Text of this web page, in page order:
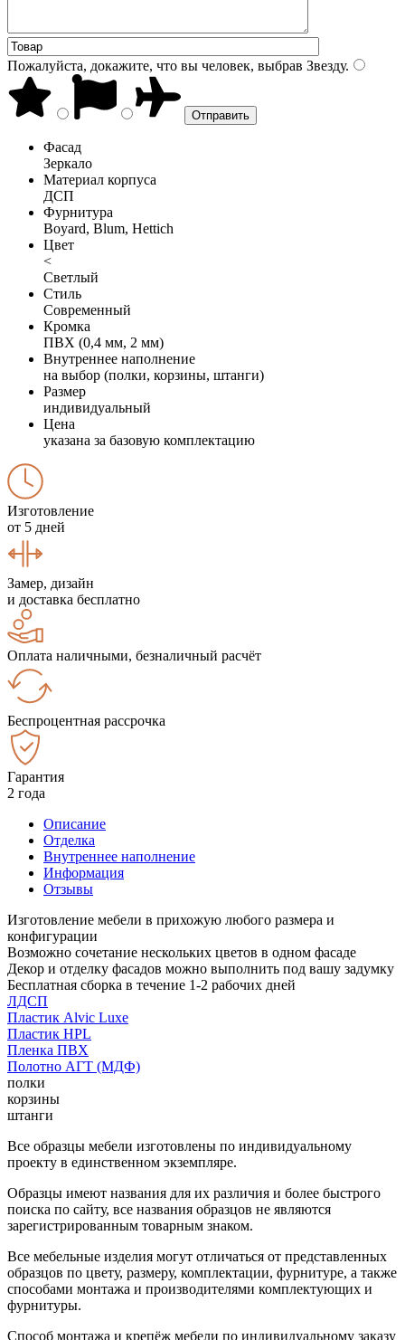
Пожалуйста, докажите, что вы человек, выбрав Звезду.
Фасад
Зеркало
Материал корпуса
ДСП
Фурнитура
Boyard, Blum, Hettich
Цвет
<
Светлый
Стиль
Современный
Кромка
ПВХ (0,4 мм, 2 мм)
Внутреннее наполнение
на выбор (полки, корзины, штанги)
Размер
индивидуальный
Цена
указана за базовую комплектацию
Изготовление
от 5 дней
Замер, дизайн
и доставка бесплатно
Оплата наличными, безналичный расчёт
Беспроцентная рассрочка
Гарантия
2 года
Описание
Отделка
Внутреннее наполнение
Информация
Отзывы
Изготовление мебели в прихожую любого размера и
конфигурации
Возможно сочетание нескольких цветов в одном фасаде
Декор и отделку фасадов можно выполнить под вашу задумку
Бесплатная сборка в течение 1-2 рабочих дней
ЛДСП
Пластик Alvic Luxe
Пластик HPL
Пленка ПВХ
Полотно АГТ (МДФ)
полки
корзины
штанги
Все образцы мебели изготовлены по индивидуальному
проекту в единственном экземпляре.
Образцы имеют названия для их различия и более быстрого
поиска по сайту, все названия образцов не являются
зарегистрированным товарным знаком.
Все мебельные изделия могут отличаться от представленных
образцов по цвету, размеру, комплектации, фурнитуре, а также
способами монтажа и производителями комплектующих и
фурнитуры.
Способ монтажа и крепёж мебели по индивидуальному заказу